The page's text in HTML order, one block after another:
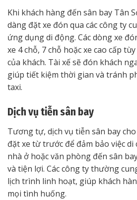
Khi khách hàng đến sân bay Tân
dàng đặt xe đón qua các công ty
ứng dụng di động. Các dòng xe
xe 4 chỗ, 7 chỗ hoặc xe cao cấp
của khách. Tài xế sẽ đón khách
giúp tiết kiệm thời gian và tránh
taxi.
Dịch vụ tiễn sân bay
Tương tự, dịch vụ tiễn sân bay
đặt xe từ trước để đảm bảo việc di
nhà ở hoặc văn phòng đến sân
và tiện lợi. Các công ty thường
lịch trình linh hoạt, giúp khách
mọi tình huống.